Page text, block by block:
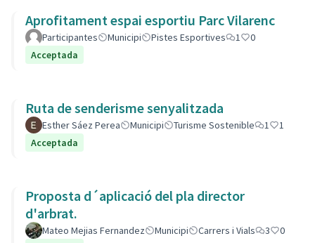
Aprofitament espai esportiu Parc Vilarenc
Participantes Municipi Pistes Esportives 1
0
Acceptada
Ruta de senderisme senyalitzada
Esther Sáez Perea Municipi Turisme Sostenible 1
1
Acceptada
Proposta d´aplicació del pla director
d'arbrat.
Mateo Mejias Fernandez Municipi Carrers i Vials 3
0